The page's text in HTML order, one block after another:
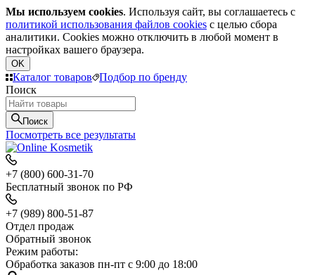
Мы используем cookies. Используя сайт, вы соглашаетесь с
политикой использования файлов cookies с целью сбора
аналитики. Cookies можно отключить в любой момент в
настройках вашего браузера.
OK
Каталог товаров
Подбор по бренду
Поиск
Поиск
Посмотреть все результаты
+7 (800) 600-31-70
Бесплатный звонок по РФ
+7 (989) 800-51-87
Отдел продаж
Обратный звонок
Режим работы:
Обработка заказов пн-пт с 9:00 до 18:00